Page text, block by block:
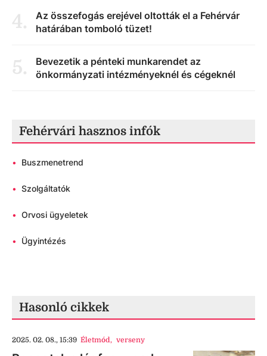
4.
Az összefogás erejével oltották el a Fehérvár
határában tomboló tüzet!
5.
Bevezetik a pénteki munkarendet az
önkormányzati intézményeknél és cégeknél
Fehérvári hasznos infók
• Buszmenetrend
• Szolgáltatók
• Orvosi ügyeletek
• Ügyintézés
Hasonló cikkek
2025. 02. 08., 15:39 Életmód, verseny